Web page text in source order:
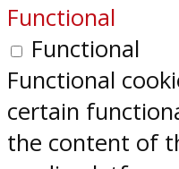
Functional
Functional
Functional
certain
the content of